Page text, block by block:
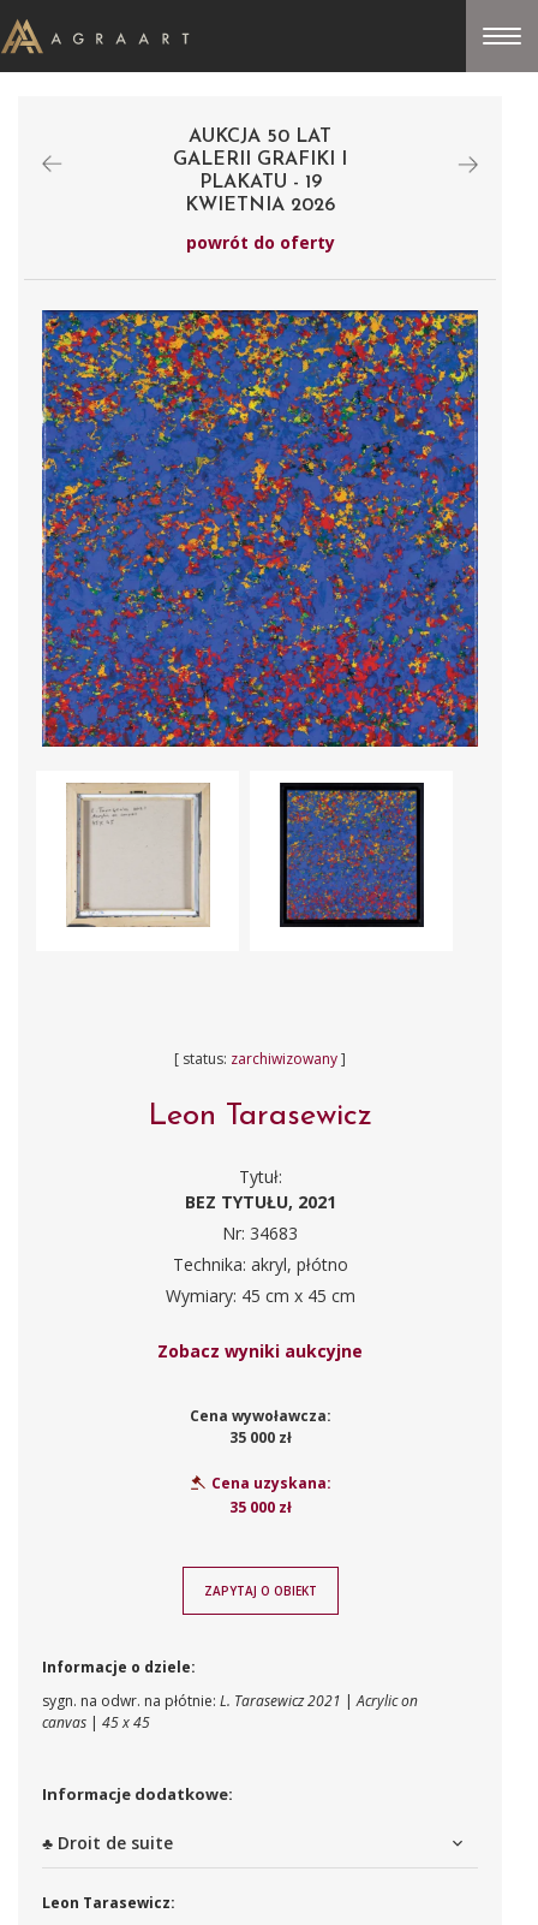
AUKCJA 50 LAT
GALERII GRAFIKI I
PLAKATU - 19
KWIETNIA 2026
powrót do oferty
[ status: zarchiwizowany]
Leon Tarasewicz
Tytuł:
BEZ TYTUŁU, 2021
Nr: 34683
Technika: akryl, płótno
Wymiary: 45 cm x 45 cm
Zobacz wyniki aukcyjne
Cena wywoławcza:
35 000 zł
Cena uzyskana:
35 000 zł
ZAPYTAJ O OBIEKT
Informacje o dziele:
sygn. na odwr. na płótnie: L. Tarasewicz 2021 |Acrylic on
canvas | 45 x 45
Informacje dodatkowe:
♣ Droit de suite
Leon Tarasewicz: